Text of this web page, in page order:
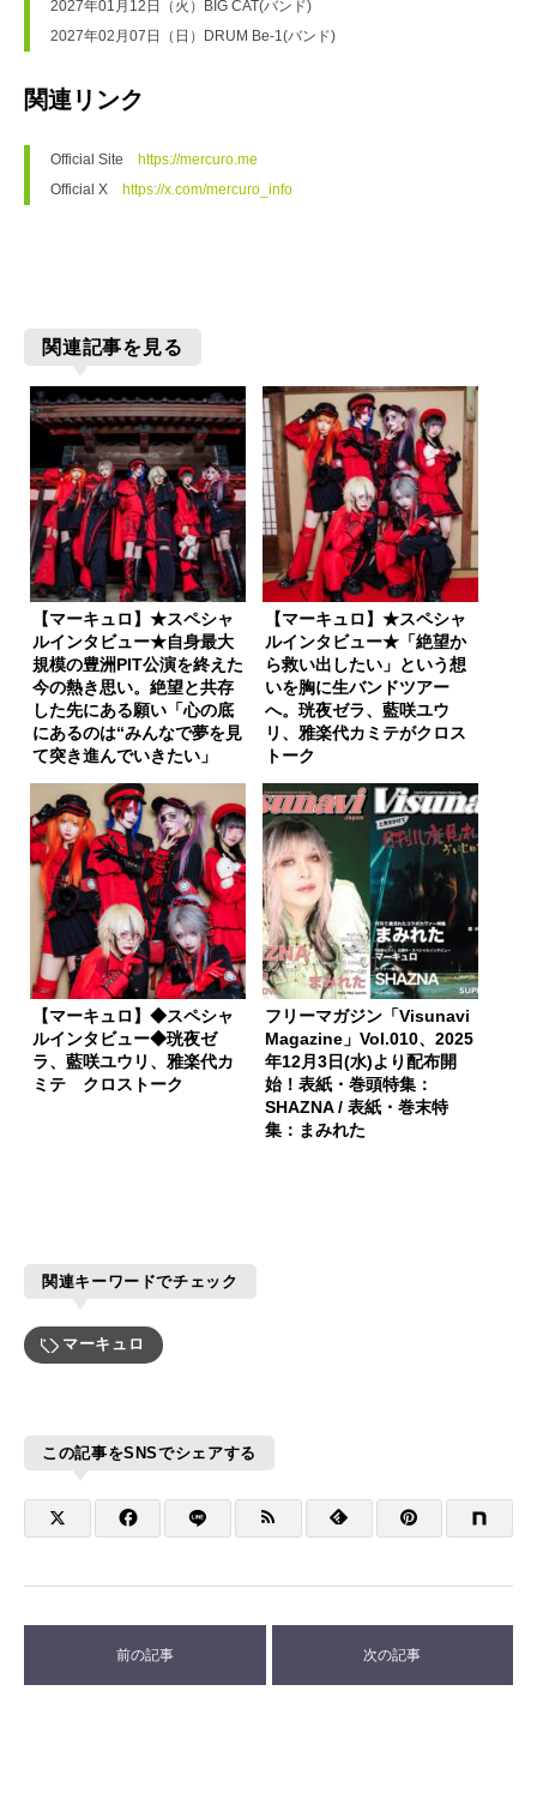
2027年01月12日（火）BIG CAT(バンド)
2027年02月07日（日）DRUM Be-1(バンド)
関連リンク
Official Site https://mercuro.me
Official X https://x.com/mercuro_info
関連記事を見る
【マーキュロ】★スペシャ
ルインタビュー★自身最大
規模の豊洲PIT公演を終えた
今の熱き思い。絶望と共存
した先にある願い「心の底
にあるのは“みんなで夢を見
て突き進んでいきたい」
【マーキュロ】★スペシャ
ルインタビュー★「絶望か
ら救い出したい」という想
いを胸に生バンドツアー
へ。珖夜ゼラ、藍咲ユウ
リ、雅楽代カミテがクロス
トーク
【マーキュロ】◆スペシャ
ルインタビュー◆珖夜ゼ
ラ、藍咲ユウリ、雅楽代カ
ミテ クロストーク
フリーマガジン「Visunavi
Magazine」Vol.010、2025
年12月3日(水)より配布開
始！表紙・巻頭特集：
SHAZNA / 表紙・巻末特
集：まみれた
関連キーワードでチェック
マーキュロ
この記事をSNSでシェアする
前の記事 次の記事